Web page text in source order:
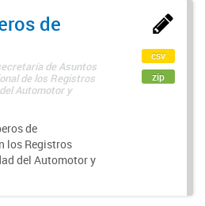
de
de Asuntos
de los Registros
Automotor y
de
los Registros
del Automotor y
csv
zip